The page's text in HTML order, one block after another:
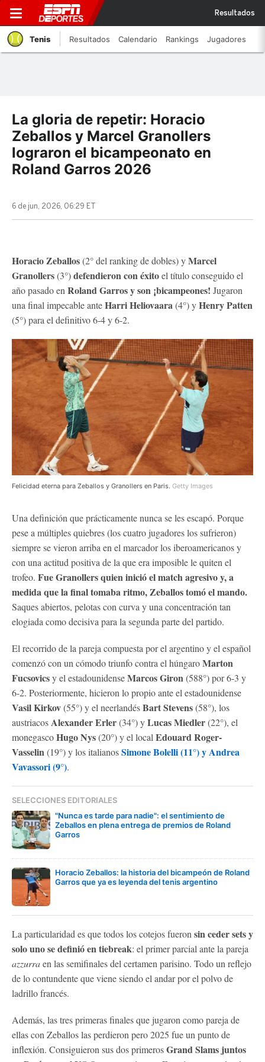
Resultados
Tenis Resultados Calendario Rankings Jugadores
La gloria de repetir: Horacio
Zeballos y Marcel Granollers
lograron el bicampeonato en
Roland Garros 2026
6 de jun, 2026, 06:29 ET
Horacio Zeballos(2° del ranking de dobles) yMarcel
Granollers(3°)defendieron con éxitoel título conseguido el
año pasado en Roland Garros y son ¡bicampeones! Jugaron
una final impecable anteHarri Heliovaara(4°) yHenry Patten
(5°) para el definitivo 6-4 y 6-2.
Felicidad eterna para Zeballos y Granollers en Paris. Getty Images
Una definición que prácticamente nunca se les escapó. Porque
pese a múltiples quiebres (los cuatro jugadores los sufrieron)
siempre se vieron arriba en el marcador los iberoamericanos y
con una actitud positiva de la que era imposible le quiten el
trofeo. Fue Granollers quien inició el match agresivo y, a
medida que la final tomaba ritmo, Zeballos tomó el mando.
Saques abiertos, pelotas con curva y una concentración tan
elogiada como decisiva para la segunda parte del partido.
El recorrido de la pareja compuesta por el argentino y el español
comenzó con un cómodo triunfo contra el húngaroMarton
Fucsovicsy el estadounidenseMarcos Giron(588°) por 6-3 y
6-2. Posteriormente, hicieron lo propio ante el estadounidense
Vasil Kirkov(55°) y el neerlandésBart Stevens(58°), los
austriacosAlexander Erler(34°) yLucas Miedler(22°), el
monegascoHugo Nys(20°) y el local Edouard Roger-
Vasselin(19°) y los italianosSimone Bolelli (11°) y Andrea
Vavassori (9°).
SELECCIONES EDITORIALES
"Nunca es tarde para nadie": el sentimiento de
Zeballos en plena entrega de premios de Roland
Garros
Horacio Zeballos: la historia del bicampeón de Roland
Garros que ya es leyenda del tenis argentino
La particularidad es que todos los cotejos fueron sin ceder sets y
solo uno se definió en tiebreak: el primer parcial ante la pareja
azzurraen las semifinales del certamen parisino. Todo un reflejo
de lo contundente que viene siendo el andar por el polvo de
ladrillo francés.
Además, las tres primeras finales que jugaron como pareja de
ellas con Zeballos las perdieron pero 2025 fue un punto de
inflexión. Consiguieron sus dos primerosGrand Slams juntos